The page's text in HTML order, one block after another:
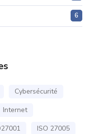
6
Cybersécurité
Internet
ISO 27005